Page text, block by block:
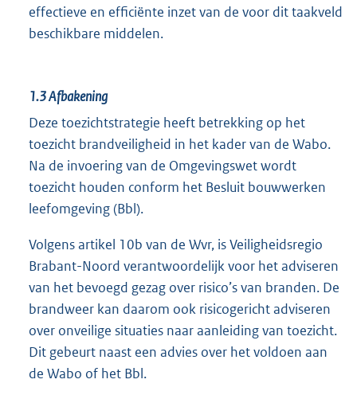
effectieve en efficiënte inzet van de voor dit taakveld
beschikbare middelen.
1.3Afbakening
Deze toezichtstrategie heeft betrekking op het
toezicht brandveiligheid in het kader van de Wabo.
Na de invoering van de Omgevingswet wordt
toezicht houden conform het Besluit bouwwerken
leefomgeving (Bbl).
Volgens artikel 10b van de Wvr, is Veiligheidsregio
Brabant-Noord verantwoordelijk voor het adviseren
van het bevoegd gezag over risico’s van branden. De
brandweer kan daarom ook risicogericht adviseren
over onveilige situaties naar aanleiding van toezicht.
Dit gebeurt naast een advies over het voldoen aan
de Wabo of het Bbl.